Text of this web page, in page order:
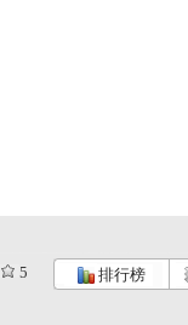
5 排行榜
《海宝来了...